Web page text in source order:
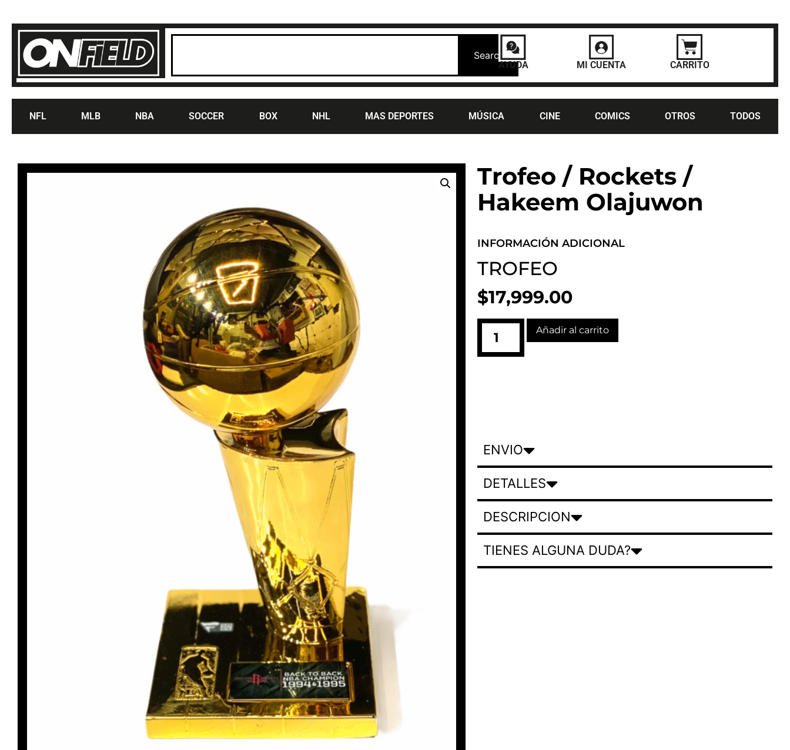
Search
AYUDA MI CUENTA CARRITO
NFL MLB NBA SOCCER BOX NHL MAS DEPORTES MÚSICA CINE COMICS OTROS TODOS
Trofeo / Rockets /
Hakeem Olajuwon
INFORMACIÓN ADICIONAL
TROFEO
$17,999.00
Añadir al carrito
ENVIO
DETALLES
DESCRIPCION
TIENES ALGUNA DUDA?